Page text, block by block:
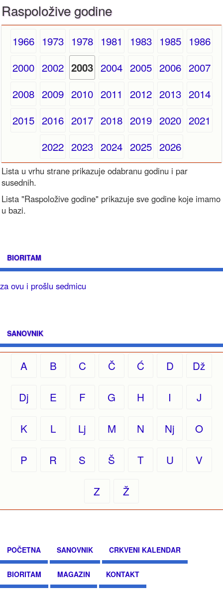
Raspoložive godine
1966 1973 1978 1981 1983 1985 1986
2000 2002 2003 2004 2005 2006 2007
2008 2009 2010 2011 2012 2013 2014
2015 2016 2017 2018 2019 2020 2021
2022 2023 2024 2025 2026
Lista u vrhu strane prikazuje odabranu godinu i par
susednih.
Lista "Raspoložive godine" prikazuje sve godine koje imamo
u bazi.
BIORITAM
za ovu i prošlu sedmicu
SANOVNIK
A B C Č Ć D Dž
Dj E F G H I J
K L Lj M N Nj O
P R S Š T U V
Z Ž
POČETNA SANOVNIK CRKVENI KALENDAR
BIORITAM MAGAZIN KONTAKT